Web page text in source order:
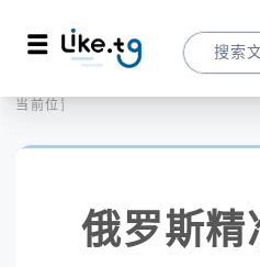
当前位置：
俄罗斯精